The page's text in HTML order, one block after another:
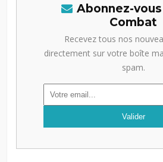
Abonnez-
Combat
Recevez tous nos
directement sur votre boîte
spam.